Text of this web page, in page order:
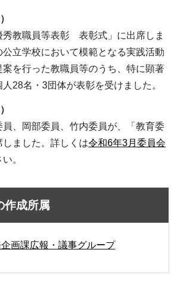
秀教職員等表彰 表彰式」に出席しま
公立学校において模範となる実践活動
を行った教職員等のうち、特に顕著
28名・3団体が表彰を受けました。
、岡部委員、竹内委員が、「教育委
しました。詳しくは令和6年3月委員会
。
作成所属
画課広報・議事グループ